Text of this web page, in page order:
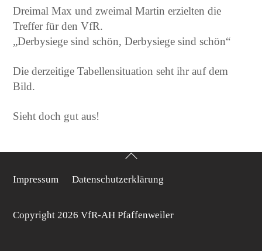
Dreimal Max und zweimal Martin erzielten die
Treffer für den VfR.
„Derbysiege sind schön, Derbysiege sind schön“
Die derzeitige Tabellensituation seht ihr auf dem
Bild.
Sieht doch gut aus!
Back
Top
Impressum Datenschutzerklärung
Copyright 2026 VfR-AH Pfaffenweiler